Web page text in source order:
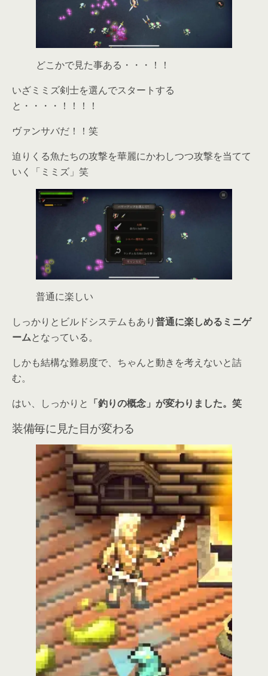
どこかで見た事ある・・・！！
いざミミズ剣士を選んでスタートする
と・・・・！！！！
ヴァンサバだ！！笑
迫りくる魚たちの攻撃を華麗にかわしつつ攻撃を当てて
いく「ミミズ」笑
普通に楽しい
しっかりとビルドシステムもあり普通に楽しめるミニゲ
ームとなっている。
しかも結構な難易度で、ちゃんと動きを考えないと詰
む。
はい、しっかりと 「釣りの概念」が変わりました。笑
装備毎に見た目が変わる